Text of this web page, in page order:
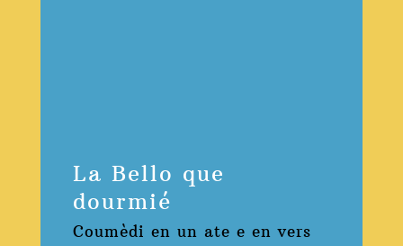
La Bello que
dourmié
Coumèdi en un ate e en vers